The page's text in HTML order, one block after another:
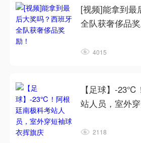
[视频]能拿到最
全队获奢侈品奖
4015
【足球】-23℃
站人员，室外
2118